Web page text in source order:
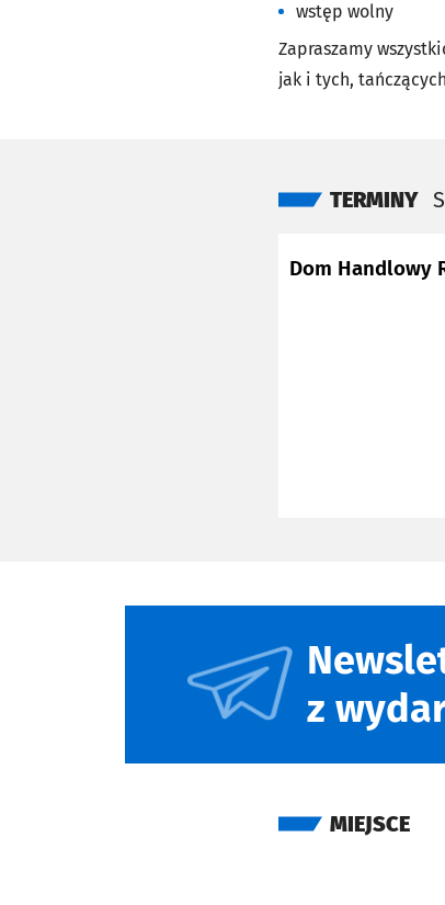
wstęp wolny
Zapraszamy
jak i tych,
TERMINY
Dom Handlowy
z
MIEJSCE